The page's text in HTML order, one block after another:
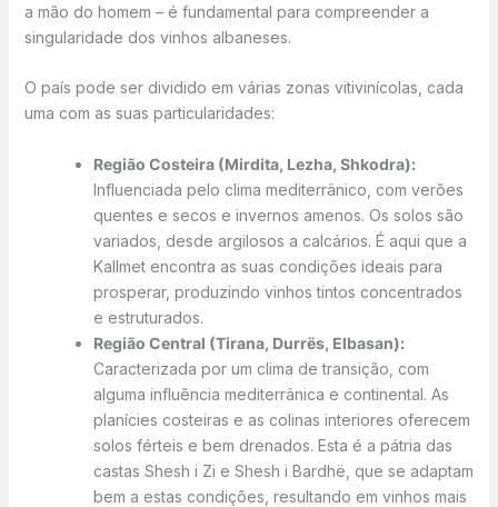
a mão do homem – é fundamental para compreender a
singularidade dos vinhos albaneses.
O país pode ser dividido em várias zonas vitivinícolas, cada
uma com as suas particularidades:
Região Costeira (Mirdita, Lezha, Shkodra):
Influenciada pelo clima mediterrânico, com verões
quentes e secos e invernos amenos. Os solos são
variados, desde argilosos a calcários. É aqui que a
Kallmet encontra as suas condições ideais para
prosperar, produzindo vinhos tintos concentrados
e estruturados.
Região Central (Tirana, Durrës, Elbasan):
Caracterizada por um clima de transição, com
alguma influência mediterrânica e continental. As
planícies costeiras e as colinas interiores oferecem
solos férteis e bem drenados. Esta é a pátria das
castas Shesh i Zi e Shesh i Bardhë, que se adaptam
bem a estas condições, resultando em vinhos mais